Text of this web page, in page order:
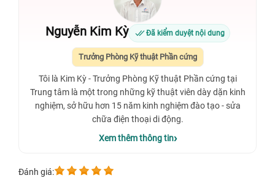
Nguyễn Kim Kỳ Đã kiểm duyệt nội dung
Trưởng Phòng Kỹ thuật Phần cứng
Tôi là Kim Kỳ - Trưởng Phòng Kỹ thuật Phần cứng tại
Trung tâm là một trong những kỹ thuật viên dày dặn kinh
nghiệm, sở hữu hơn 15 năm kinh nghiệm đào tạo - sửa
chữa điện thoại di động.
Xem thêm thông tin
Đánh giá: